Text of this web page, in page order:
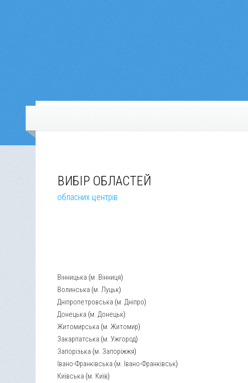
ВИБІР ОБЛАСТЕЙ
обласних центрів
Вінницька (м .Вінниця)
Волинська (м. Луцьк)
Дніпропетровська (м. Дніпро)
Донецька (м. Донецьк)
Житомирська (м. Житомир)
Закарпатська (м. Ужгород)
Запорізька (м. Запоріжжя)
Івано-Франківська (м. Івано-Франківськ)
Київська (м. Київ)